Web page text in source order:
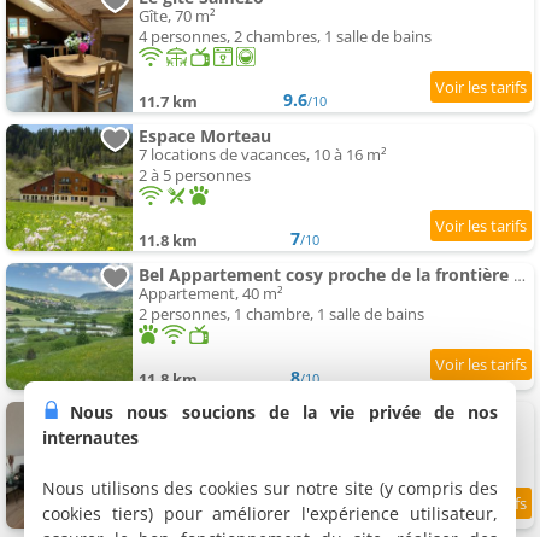
Gîte, 70 m²
4 personnes, 2 chambres, 1 salle de bains
11.7 km 9.6/10
Espace Morteau
7 locations de vacances, 10 à 16 m²
2 à 5 personnes
11.8 km 7/10
Bel Appartement cosy proche de la frontière Suisse
Appartement, 40 m²
2 personnes, 1 chambre, 1 salle de bains
11.8 km 8/10
Beau Studio Cosy proche frontière Suisse
11.8 km 7.6/10
Nous nous soucions de la vie privée de nos
internautes
Nous utilisons des cookies sur notre site (y compris des
cookies tiers) pour améliorer l'expérience utilisateur,